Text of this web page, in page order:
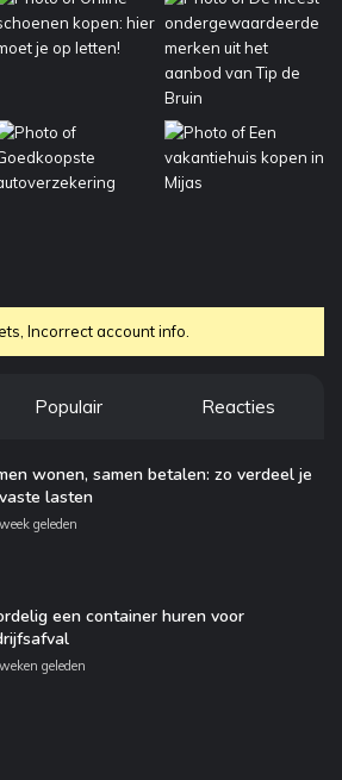
Incorrect account info.
Populair Reacties
wonen, samen betalen: zo verdeel je
lasten
geleden
een container huren voor
geleden